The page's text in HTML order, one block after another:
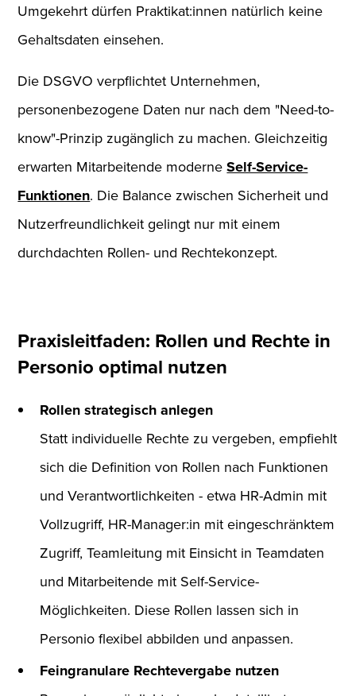
Umgekehrt dürfen Praktikat:innen natürlich keine
Gehaltsdaten einsehen.
Die DSGVO verpflichtet Unternehmen,
personenbezogene Daten nur nach dem "Need-to-
know"-Prinzip zugänglich zu machen. Gleichzeitig
erwarten Mitarbeitende moderneSelf-Service-
Funktionen. Die Balance zwischen Sicherheit und
Nutzerfreundlichkeit gelingt nur mit einem
durchdachten Rollen- und Rechtekonzept.
Praxisleitfaden: Rollen und Rechte in
Personio optimal nutzen
Rollen strategisch anlegen
Statt individuelle Rechte zu vergeben, empfiehlt
sich die Definition von Rollen nach Funktionen
und Verantwortlichkeiten - etwa HR-Admin mit
Vollzugriff, HR-Manager:in mit eingeschränktem
Zugriff, Teamleitung mit Einsicht in Teamdaten
und Mitarbeitende mit Self-Service-
Möglichkeiten. Diese Rollen lassen sich in
Personio flexibel abbilden und anpassen.
Feingranulare Rechtevergabe nutzen